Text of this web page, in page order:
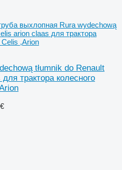
выхлопная Rura wydechową
arion claas для трактора
Celis ,Arion
tłumnik do Renault
трактора колесного